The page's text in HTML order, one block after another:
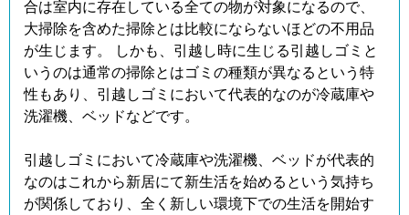
合は室内に存在している全ての物が対象になるので、
大掃除を含めた掃除とは比較にならないほどの不用品
が生じます。 しかも、引越し時に生じる引越しゴミと
いうのは通常の掃除とはゴミの種類が異なるという特
性もあり、引越しゴミにおいて代表的なのが冷蔵庫や
洗濯機、ベッドなどです。
引越しゴミにおいて冷蔵庫や洗濯機、ベッドが代表的
なのはこれから新居にて新生活を始めるという気持ち
が関係しており、全く新しい環境下での生活を開始す